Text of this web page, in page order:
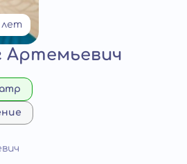
лет
Артемьевич